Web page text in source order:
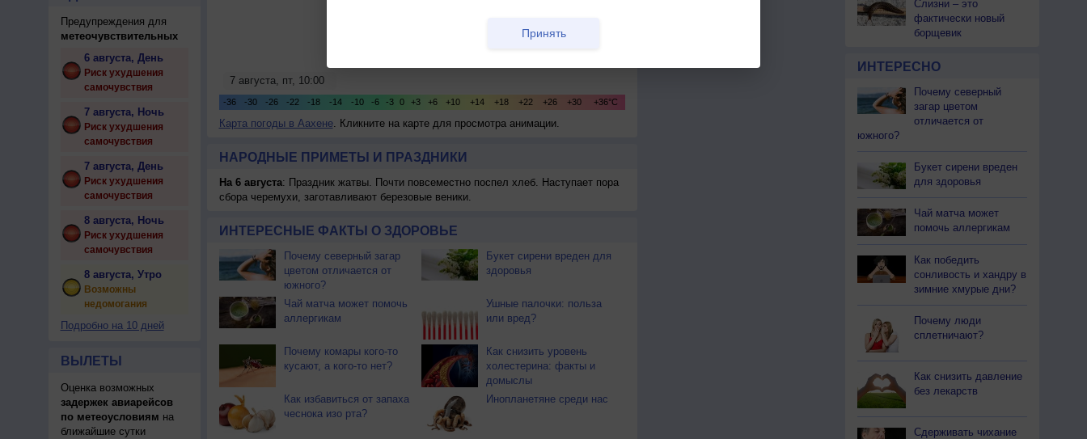
Предупреждения для
метеочувствительных
6 августа, День
Риск ухудшения
самочувствия
7 августа, Ночь
Риск ухудшения
самочувствия
7 августа, День
Риск ухудшения
самочувствия
8 августа, Ночь
Риск ухудшения
самочувствия
8 августа, Утро
Возможны
недомогания
Подробно на 10 дней
ВЫЛЕТЫ
Оценка возможных
задержек авиарейсов
по метеоусловиям на
ближайшие сутки
Карта погоды в Аахене. Кликните на карте для просмотра анимации.
НАРОДНЫЕ ПРИМЕТЫ И ПРАЗДНИКИ
На 6 августа: Праздник жатвы. Почти повсеместно поспел хлеб. Наступает пора
сбора черемухи, заготавливают березовые веники.
ИНТЕРЕСНЫЕ ФАКТЫ О ЗДОРОВЬЕ
Почему северный загар
цветом отличается от
южного?
Букет сирени вреден для
здоровья
Чай матча может помочь
аллергикам
Ушные палочки: польза
или вред?
Почему комары кого-то
кусают, а кого-то нет?
Как снизить уровень
холестерина: факты и
домыслы
Как избавиться от запаха
чеснока изо рта?
Инопланетяне среди нас
Слизни – это
фактически новый
борщевик
ИНТЕРЕСНО
Почему северный
загар цветом
отличается от
южного?
Букет сирени вреден
для здоровья
Чай матча может
помочь аллергикам
Как победить
сонливость и хандру в
зимние хмурые дни?
Почему люди
сплетничают?
Как снизить давление
без лекарств
Сдерживать чихание
Принять